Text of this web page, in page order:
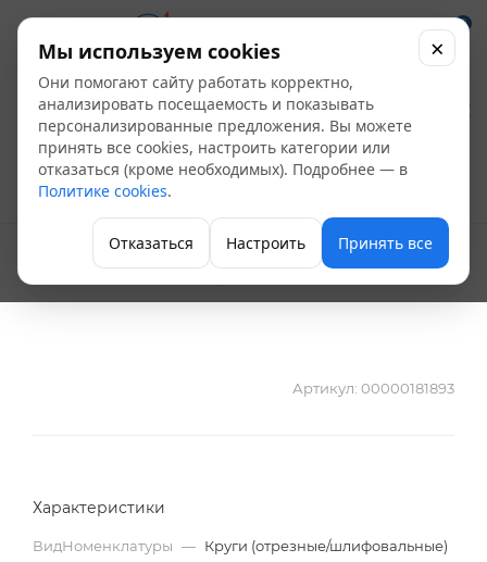
0
Электропривод AMV
33 230 В 082G3013
Электроприводы
Артикул: 00000181893
Характеристики
ВидНоменклатуры — Круги (отрезные/шлифовальные)
Мы используем cookies
Они помогают сайту работать корректно,
анализировать посещаемость и показывать
персонализированные предложения. Вы можете
принять все cookies, настроить категории или
отказаться (кроме необходимых). Подробнее — в
Политике cookies.
Отказаться Настроить Принять все
×